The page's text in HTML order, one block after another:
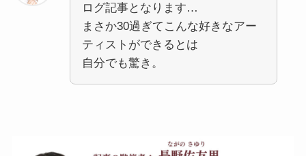
ログ記事となります…
まさか30過ぎてこんな好きなアー
ティストができるとは
自分でも驚き。